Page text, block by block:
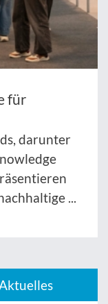
für
darunter
...